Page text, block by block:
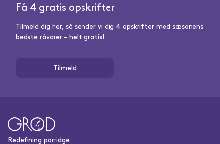
Få 4 gratis opskrifter
Tilmeld dig her, så sender vi dig 4 opskrifter med sæsonens
bedste råvarer – helt gratis!
Tilmeld
Redefining porridge